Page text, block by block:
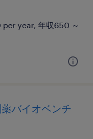
year, 年収650 ～
バイオベンチ